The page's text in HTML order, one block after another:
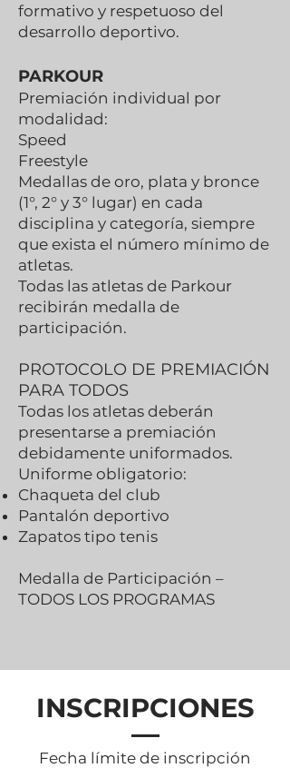
formativo y respetuoso del
desarrollo deportivo.
PARKOUR
Premiación individual por
modalidad:
Speed
Freestyle
Medallas de oro, plata y bronce
(1°, 2° y 3° lugar) en cada
disciplina y categoría, siempre
que exista el número mínimo de
atletas.
Todas las atletas de Parkour
recibirán medalla de
participación.
PROTOCOLO DE PREMIACIÓN
PARA TODOS
Todas los atletas deberán
presentarse a premiación
debidamente uniformados.
Uniforme obligatorio:
Chaqueta del club
Pantalón deportivo
Zapatos tipo tenis
Medalla de Participación –
TODOS LOS PROGRAMAS
INSCRIPCIONES
Fecha límite de inscripción